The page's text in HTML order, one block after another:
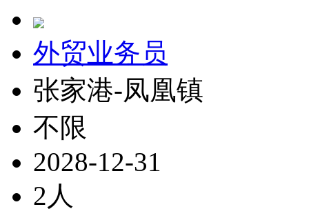
外贸业务员
张家港-凤凰镇
不限
2028-12-31
2人